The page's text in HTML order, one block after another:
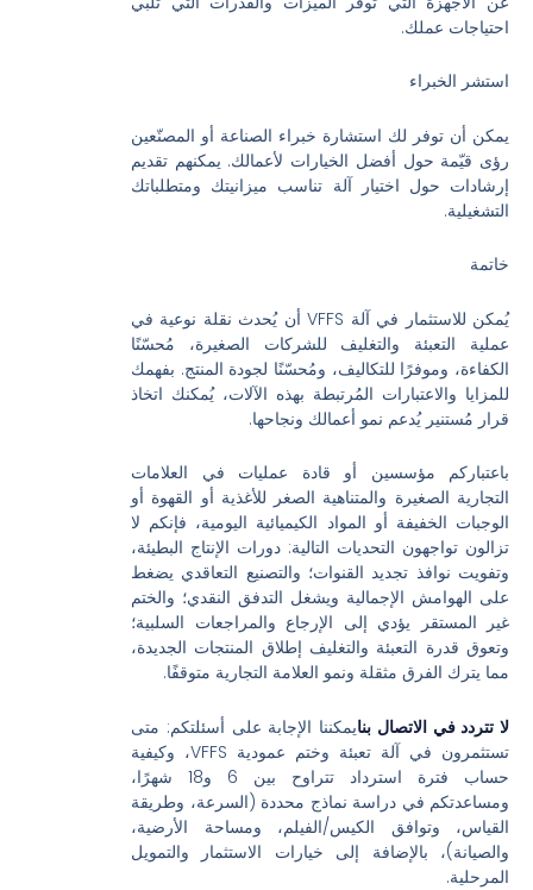
احتياجات عملك.
استشر الخبراء
يمكن أن توفر لك استشارة خبراء الصناعة أو المصنّعين
رؤى قيّمة حول أفضل الخيارات لأعمالك. يمكنهم تقديم
إرشادات حول اختيار آلة تناسب ميزانيتك ومتطلباتك
التشغيلية.
خاتمة
يُمكن للاستثمار في آلة VFFS أن يُحدث نقلة نوعية في
عملية التعبئة والتغليف للشركات الصغيرة، مُحسّنًا
الكفاءة، وموفرًا للتكاليف، ومُحسّنًا لجودة المنتج. بفهمك
للمزايا والاعتبارات المُرتبطة بهذه الآلات، يُمكنك اتخاذ
قرار مُستنير يُدعم نمو أعمالك ونجاحها.
باعتباركم مؤسسين أو قادة عمليات في العلامات
التجارية الصغيرة والمتناهية الصغر للأغذية أو القهوة أو
الوجبات الخفيفة أو المواد الكيميائية اليومية، فإنكم لا
تزالون تواجهون التحديات التالية: دورات الإنتاج البطيئة،
وتفويت نوافذ تجديد القنوات؛ والتصنيع التعاقدي يضغط
على الهوامش الإجمالية ويشغل التدفق النقدي؛ والختم
غير المستقر يؤدي إلى الإرجاع والمراجعات السلبية؛
وتعوق قدرة التعبئة والتغليف إطلاق المنتجات الجديدة،
مما يترك الفرق مثقلة ونمو العلامة التجارية متوقفًا.
لا تتردد في الاتصال بنا يمكننا الإجابة على أسئلتكم: متى
تستثمرون في آلة تعبئة وختم عمودية VFFS، وكيفية
حساب فترة استرداد تتراوح بين 6 و18 شهرًا،
ومساعدتكم في دراسة نماذج محددة (السرعة، وطريقة
القياس، وتوافق الكيس/الفيلم، ومساحة الأرضية،
والصيانة)، بالإضافة إلى خيارات الاستثمار والتمويل
المرحلية.